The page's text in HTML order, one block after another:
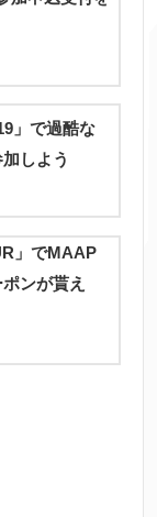
」で過酷な
しよう
」でMAAP
ンが貰え